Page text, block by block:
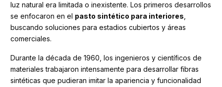
luz natural era limitada o inexistente. Los primeros desarrollos
se enfocaron en el pasto sintético para interiores,
buscando soluciones para estadios cubiertos y áreas
comerciales.
Durante la década de 1960, los ingenieros y científicos de
materiales trabajaron intensamente para desarrollar fibras
sintéticas que pudieran imitar la apariencia y funcionalidad